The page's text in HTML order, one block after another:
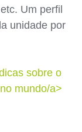
Um perfil
unidade por
sobre o
mundo/a>